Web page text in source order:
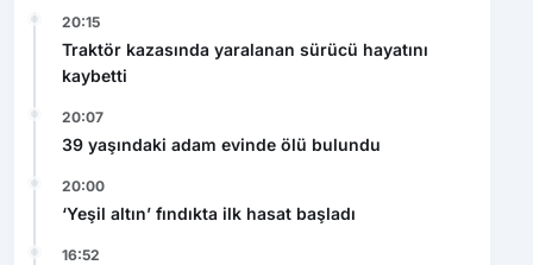
20:15
Traktör kazasında yaralanan sürücü hayatını
kaybetti
20:07
39 yaşındaki adam evinde ölü bulundu
20:00
‘Yeşil altın’ fındıkta ilk hasat başladı
16:52